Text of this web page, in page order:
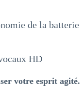
de la batterie
HD
votre esprit agité.